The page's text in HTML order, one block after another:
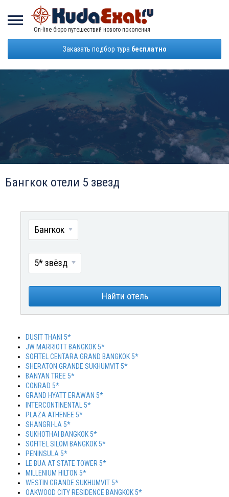
On-line бюро путешествий нового поколения
Заказать подбор тура бесплатно
Бангкок отели 5 звезд
Бангкок
5* звёзд
Найти отель
DUSIT THANI 5*
JW MARRIOTT BANGKOK 5*
SOFITEL CENTARA GRAND BANGKOK 5*
SHERATON GRANDE SUKHUMVIT 5*
BANYAN TREE 5*
CONRAD 5*
GRAND HYATT ERAWAN 5*
INTERCONTINENTAL 5*
PLAZA ATHENEE 5*
SHANGRI-LA 5*
SUKHOTHAI BANGKOK 5*
SOFITEL SILOM BANGKOK 5*
PENINSULA 5*
LE BUA AT STATE TOWER 5*
MILLENIUM HILTON 5*
WESTIN GRANDE SUKHUMVIT 5*
OAKWOOD CITY RESIDENCE BANGKOK 5*